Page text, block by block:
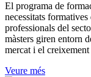
El programa de
necessitats
professionals del
màsters giren entorn
mercat i el creixement
Veure més